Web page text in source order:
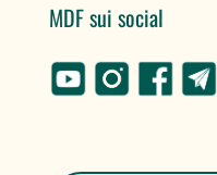
MDF sui social